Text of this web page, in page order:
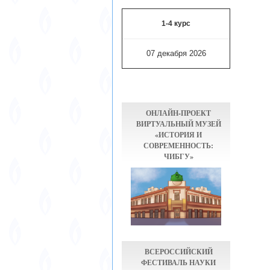
1-4 курс
07 декабря 2026
ОНЛАЙН-ПРОЕКТ
ВИРТУАЛЬНЫЙ МУЗЕЙ
«ИСТОРИЯ И
СОВРЕМЕННОСТЬ:
ЧИБГУ»
ВСЕРОССИЙСКИЙ
ФЕСТИВАЛЬ НАУКИ